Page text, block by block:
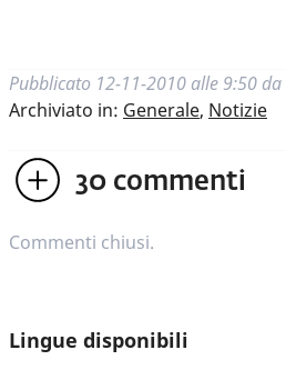
Pubblicato 12-11-2010 alle 9:50 da
Archiviato in: Generale, Notizie
30 commenti
Commenti chiusi.
Lingue disponibili